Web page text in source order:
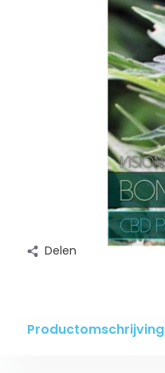
Delen
Productomschrijving